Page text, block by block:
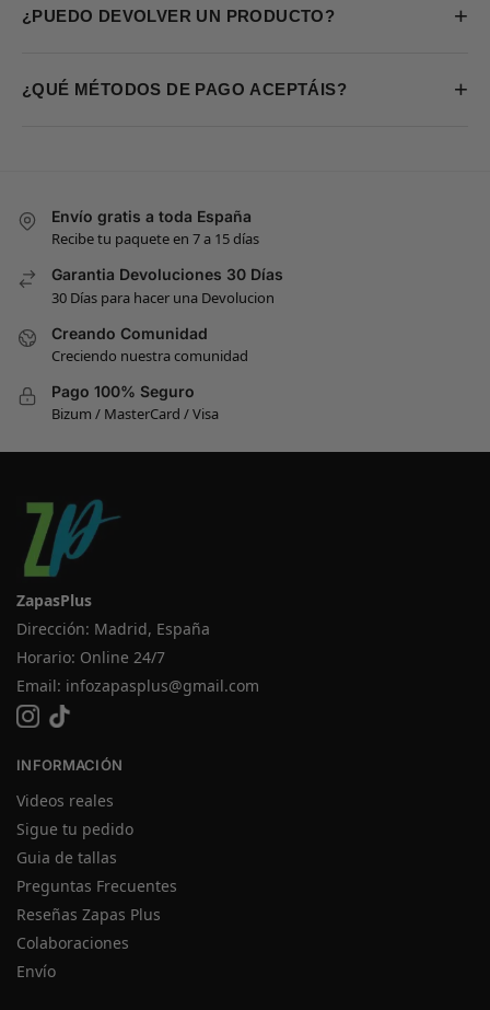
¿PUEDO DEVOLVER UN PRODUCTO? +
¿QUÉ MÉTODOS DE PAGO ACEPTÁIS? +
Envío gratis a toda España
Recibe tu paquete en 7 a 15 días
Garantia Devoluciones 30 Días
30 Días para hacer una Devolucion
Creando Comunidad
Creciendo nuestra comunidad
Pago 100% Seguro
Bizum / MasterCard / Visa
ZapasPlus
Dirección: Madrid, España
Horario: Online 24/7
Email: infozapasplus@gmail.com
INFORMACIÓN
Videos reales
Sigue tu pedido
Guia de tallas
Preguntas Frecuentes
Reseñas Zapas Plus
Colaboraciones
Envío